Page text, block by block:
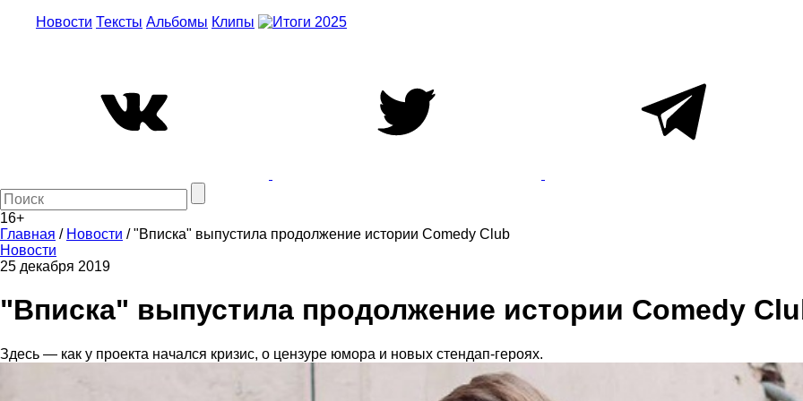
Новости Тексты Альбомы Клипы
16+
Главная / Новости /"Вписка" выпустила продолжение истории Comedy Club
Новости
25 декабря 2019
"Вписка" выпустила продолжение истории Comedy
Здесь — как у проекта начался кризис, о цензуре юмора и новых стендап-героях.